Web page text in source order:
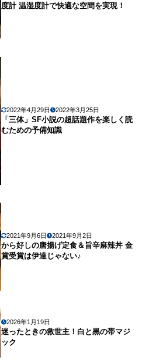
度計 温湿度計で快適な空間を実現！
2022年4月29日 2022年3月25日
「三体」SF小説の超話題作を楽しく読
むための予備知識
2021年9月6日 2021年9月2日
から好しの唐揚げ定食＆旨辛麻辣丼 金
賞受賞は伊達じゃない♪
2026年1月19日
迷ったときの救世主！白と黒の帯マジ
ック